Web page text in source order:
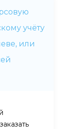
учёту
или